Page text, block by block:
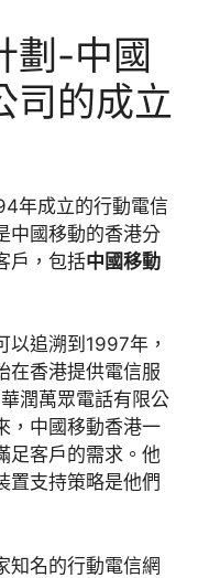
劃-中國
司的成立
年成立的行動電信
中國移動的香港分
戶，包括中國移動
以追溯到1997年，
在香港提供電信服
潤萬眾電話有限公
，中國移動香港一
足客戶的需求。他
置支持策略是他們
知名的行動電信網